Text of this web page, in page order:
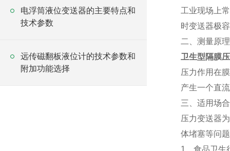
电浮筒液位变送器的主要特点和
技术参数
远传磁翻板液位计的技术参数和
附加功能选择
工业现场上
时变送器极
二、测量原
卫生型隔膜
压力作用在
产生一个直
三、适用场
压力变送器
体堵塞等问
1、食品卫生